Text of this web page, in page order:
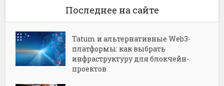
Последнее на сайте
Tatum и альтернативные Web3-
платформы: как выбрать
инфраструктуру для блокчейн-
проектов